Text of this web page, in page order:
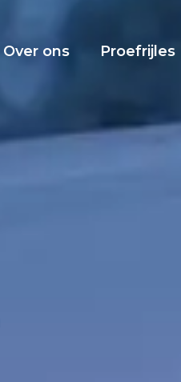
Over ons Proefrijles